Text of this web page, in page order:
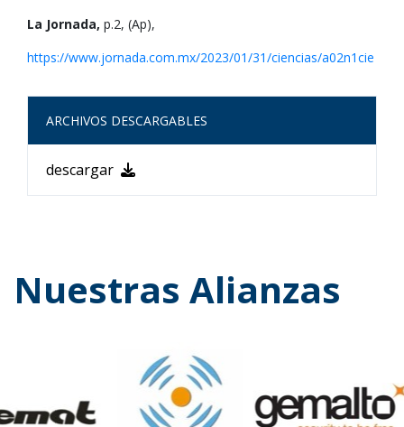
La Jornada, p.2, (Ap),
https://www.jornada.com.mx/2023/01/31/ciencias/a02n1cie
ARCHIVOS DESCARGABLES
descargar
Nuestras Alianzas